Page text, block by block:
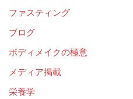
ファスティング
ブログ
ボディメイクの極意
メディア掲載
栄養学